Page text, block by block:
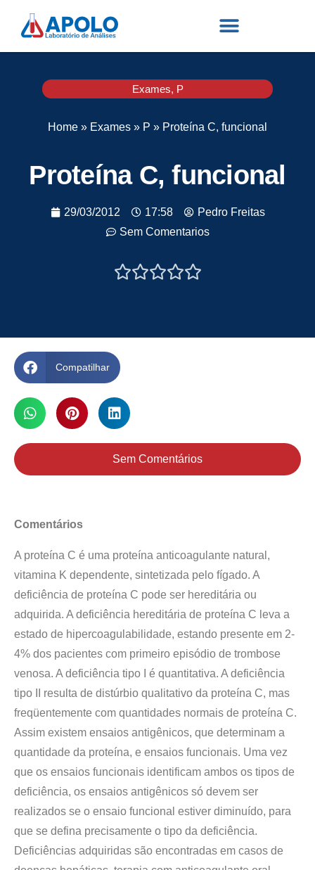
Exames, P
Home » Exames » P » Proteína C, funcional
Proteína C, funcional
29/03/2012 17:58
Pedro Freitas
Sem Comentarios

Compatilhar
Sem Comentários
Comentários
A proteína C é uma proteína anticoagulante natural,
vitamina K dependente, sintetizada pelo fígado. A
deficiência de proteína C pode ser hereditária ou
adquirida. A deficiência hereditária de proteína C leva a
estado de hipercoagulabilidade, estando presente em 2-
4% dos pacientes com primeiro episódio de trombose
venosa. A deficiência tipo I é quantitativa. A deficiência
tipo II resulta de distúrbio qualitativo da proteína C, mas
freqüentemente com quantidades normais de proteína C.
Assim existem ensaios antigênicos, que determinam a
quantidade da proteína, e ensaios funcionais. Uma vez
que os ensaios funcionais identificam ambos os tipos de
deficiência, os ensaios antigênicos só devem ser
realizados se o ensaio funcional estiver diminuído, para
que se defina precisamente o tipo da deficiência.
Deficiências adquiridas são encontradas em casos de